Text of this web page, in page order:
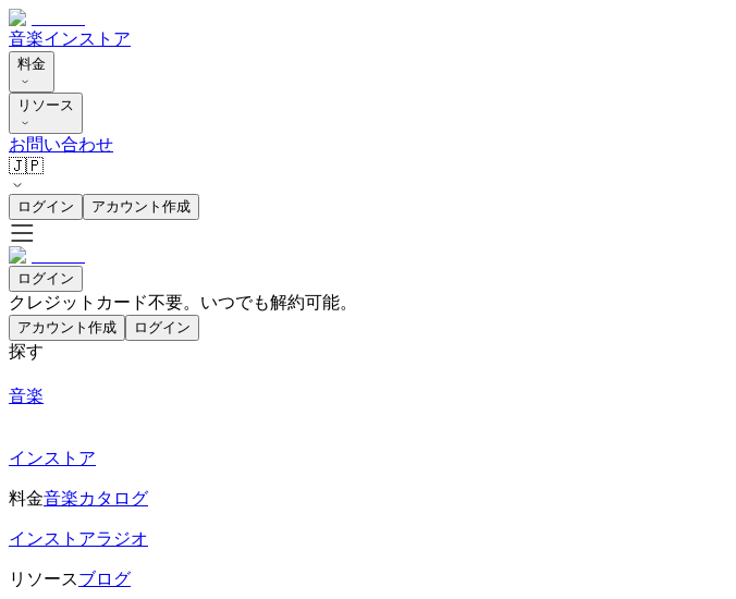
音楽インストア
料金
リソース
お問い合わせ
🇯🇵
ログイン アカウント作成
ログイン
クレジットカード不要。いつでも解約可能。
アカウント作成 ログイン
探す
音楽
インストア
料金音楽カタログ
インストアラジオ
リソースブログ